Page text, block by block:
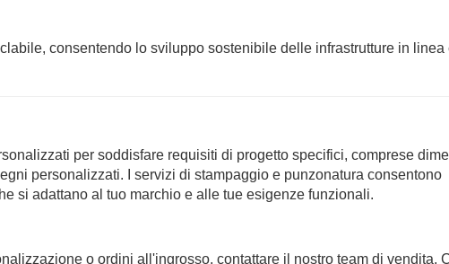
consentendo lo sviluppo sostenibile delle infrastrutture in linea
per soddisfare requisiti di progetto specifici, comprese
personalizzati. I servizi di stampaggio e punzonatura consentono
si adattano al tuo marchio e alle tue esigenze funzionali.
o ordini all'ingrosso, contattare il nostro team di vendita.